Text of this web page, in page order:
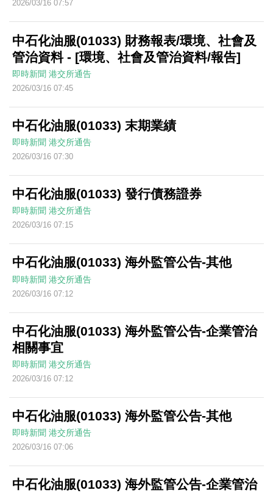
2026/03/16 07:57
中石化油服(01033) 財務報表/環境、社會及
管治資料 - [環境、社會及管治資料/報告]
即時新聞 港交所通告
2026/03/16 07:45
中石化油服(01033) 末期業績
即時新聞 港交所通告
2026/03/16 07:30
中石化油服(01033) 發行債務證券
即時新聞 港交所通告
2026/03/16 07:15
中石化油服(01033) 海外監管公告-其他
即時新聞 港交所通告
2026/03/16 07:12
中石化油服(01033) 海外監管公告-企業管治
相關事宜
即時新聞 港交所通告
2026/03/16 07:12
中石化油服(01033) 海外監管公告-其他
即時新聞 港交所通告
2026/03/16 07:06
中石化油服(01033) 海外監管公告-企業管治